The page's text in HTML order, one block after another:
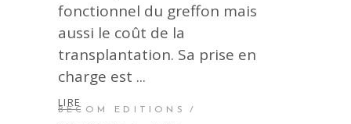
fonctionnel du greffon mais
aussi le coût de la
transplantation. Sa prise en
charge est
LIRE
BECOM EDITIONS